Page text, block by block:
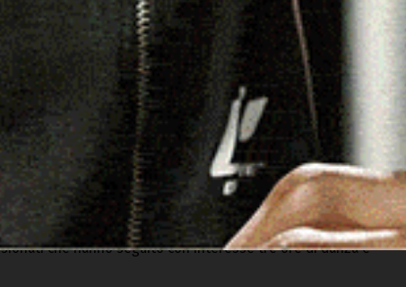
organizzativo di primo livello, dal banco accoglienza fino ai
attenzioni tra bibite fresche e dolci tipici ed infine la
che hanno seguito con interesse tre ore di danza e